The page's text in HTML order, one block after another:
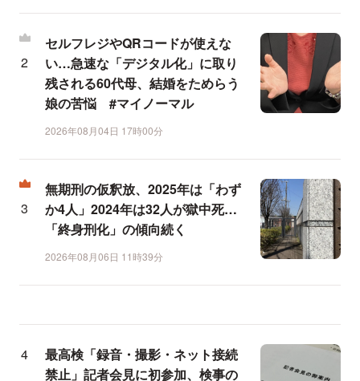
セルフレジやQRコードが使えな
い…急速な「デジタル化」に取り
残される60代母、結婚をためらう
娘の苦悩 #マイノーマル
2026年08月04日 17時00分
無期刑の仮釈放、2025年は「わず
か4人」2024年は32人が獄中死…
「終身刑化」の傾向続く
2026年08月06日 11時39分
最高検「録音・撮影・ネット接続
禁止」記者会見に初参加、検事の